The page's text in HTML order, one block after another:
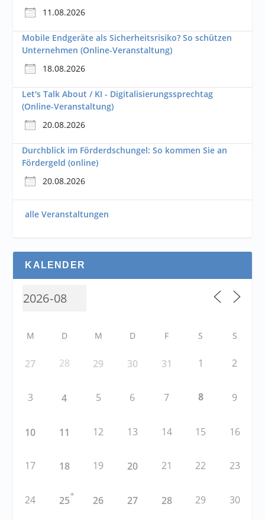
11.08.2026
Mobile Endgeräte als Sicherheitsrisiko? So schützen
Unternehmen (Online-Veranstaltung)
18.08.2026
Let's Talk About / KI - Digitalisierungssprechtag
(Online-Veranstaltung)
20.08.2026
Durchblick im Förderdschungel: So kommen Sie an
Fördergeld (online)
20.08.2026
alle Veranstaltungen
KALENDER
M D M D F S S
27 28 29 30 31 1 2
3 4 5 6 7 8 9
10 11 12 13 14 15 16
17 18 19 20 21 22 23
24 25
+
26 27 28 29 30